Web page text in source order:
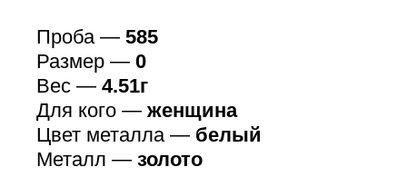
Проба — 585
Размер — 0
Вес — 4.51г
Для кого — женщина
Цвет металла — белый
Металл — золото